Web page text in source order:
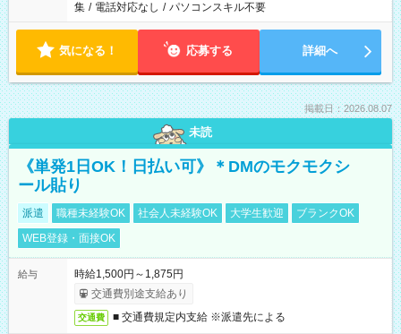
集 / 電話対応なし / パソコンスキル不要
気になる！ 応募する 詳細へ
掲載日：2026.08.07
未読
《単発1日OK！日払い可》＊DMのモクモクシ
ール貼り
派遣 職種未経験OK 社会人未経験OK 大学生歓迎
ブランクOK
WEB登録・面接OK
給与
時給1,500円～1,875円
交通費別途支給あり
交通費 ■ 交通費規定内支給 ※派遣先による